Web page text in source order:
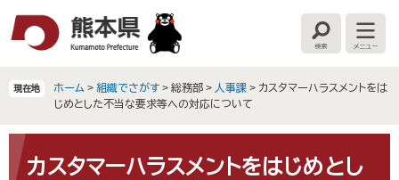
検
索
メ
ニ
ー
現在地 ホーム > 組織でさがす > 総務部 > 人事課 > カスタマーハラスメントをは
じめとした不当な要求等への対応について
文 カスタマーハラスメントをはじめとし